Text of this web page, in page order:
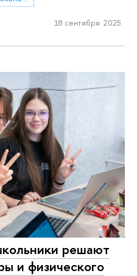
18 сентября 2025
решают
и физического